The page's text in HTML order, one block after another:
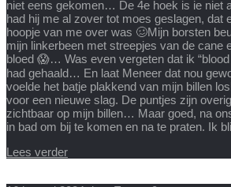
niet eens gekomen… De 4e hoek is ie niet
had hij me al zover tot moes geslagen, dat
hoopje van me over was 🥴Mijn borsten
mijn linkerbeen met streepjes van de cane
bloed 😱… Was even vergeten dat ik
had gehaald… En laat Meneer dat nou
voelde het batje plakkend van mijn billen
voor een nieuwe slag. De puntjes zijn
zichtbaar op mijn billen… Maar goed, na
in bad om bij te komen en na te praten. Ik
Lees verder